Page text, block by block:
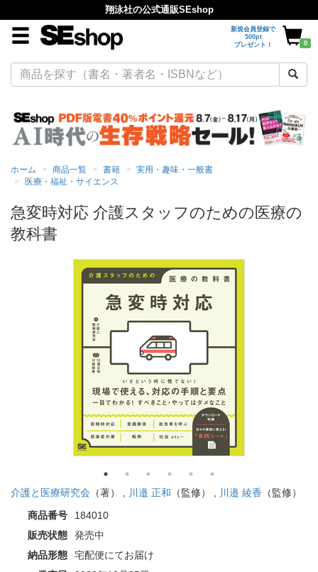
翔泳社の公式通販SEshop
新規会員登録で
500pt
プレゼント！
0
ホーム 商品一覧 書籍
実用・趣味・一般書
医療・福祉・サイエンス
急変時対応 介護スタッフのための医療の
教科書
介護と医療研究会 （著） , 川邉 正和 （監修） , 川邉 綾香 （監修）
商品番号
184010
販売状態
発売中
納品形態
宅配便にてお届け